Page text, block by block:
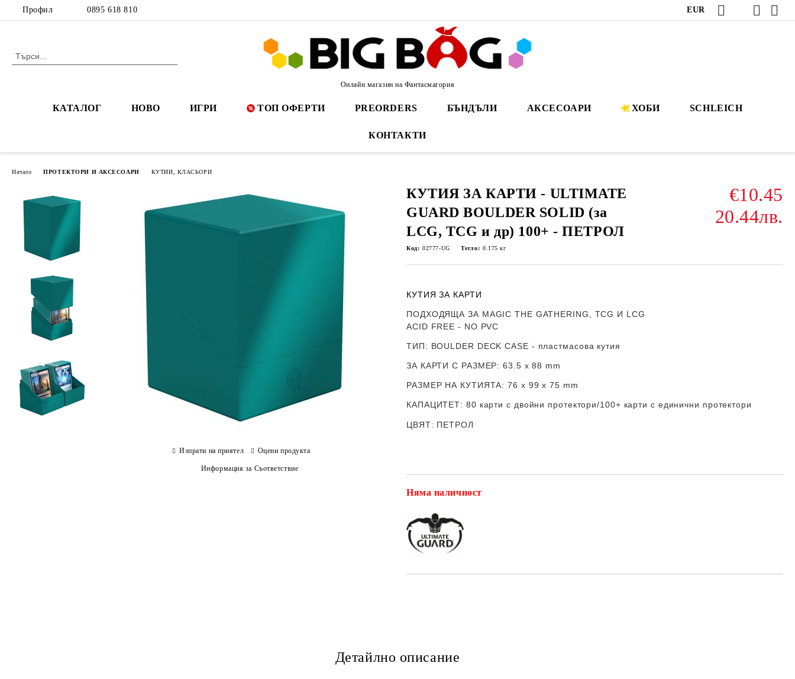
Профил 0895 618 810 EUR
Онлайн магазин на Фантасмагория
КАТАЛОГ НОВО ИГРИ ТОП ОФЕРТИ PREORDERS БЪНДЪЛИ АКСЕСОАРИ ХОБИ SCHLEICH
КОНТАКТИ
Начало ПРОТЕКТОРИ И АКСЕСОАРИ КУТИИ, КЛАСЬОРИ
КУТИЯ ЗА КАРТИ - ULTIMATE
GUARD BOULDER SOLID (за
LCG, TCG и др) 100+ - ПЕТРОЛ
€10.45
20.44лв.
Код: 02777-UG Тегло: 0.175 кг
КУТИЯ ЗА КАРТИ
ПОДХОДЯЩА ЗА MAGIC THE GATHERING, TCG И LCG
ACID FREE - NO PVC
ТИП: BOULDER DECK CASE - пластмасова кутия
ЗА КАРТИ С РАЗМЕР:63.5 x 88 mm
РАЗМЕР НА КУТИЯТА: 76 х 99 x 75 mm
КАПАЦИТЕТ: 80 карти с двойни протектори/100+ карти с единични протектори
ЦВЯТ: ПЕТРОЛ
Няма наличност
Изпрати на приятел Оцени продукта
Информация за Съответствие
Детайлно описание